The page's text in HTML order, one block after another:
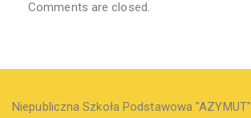
Comments are closed.
Niepubliczna Szkoła Podstawowa "AZYMUT"